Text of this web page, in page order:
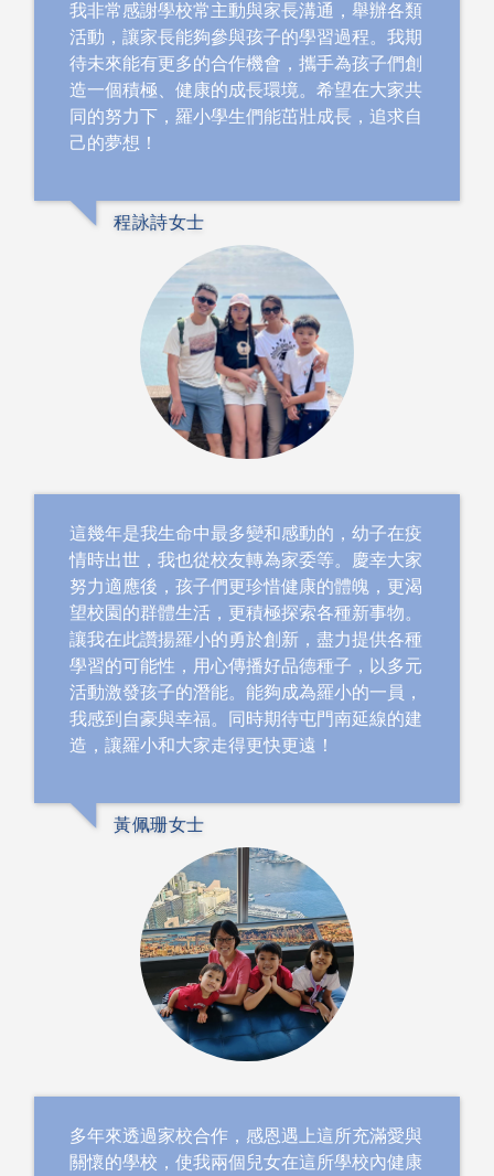
我非常感謝學校常主動與家長溝通，舉辦各類
活動，讓家長能夠參與孩子的學習過程。我期
待未來能有更多的合作機會，攜手為孩子們創
造一個積極、健康的成長環境。希望在大家共
同的努力下，羅小學生們能茁壯成長，追求自
己的夢想！
程詠詩女士
這幾年是我生命中最多變和感動的，幼子在疫
情時出世，我也從校友轉為家委等。慶幸大家
努力適應後，孩子們更珍惜健康的體魄，更渴
望校園的群體生活，更積極探索各種新事物。
讓我在此讚揚羅小的勇於創新，盡力提供各種
學習的可能性，用心傳播好品德種子，以多元
活動激發孩子的潛能。能夠成為羅小的一員，
我感到自豪與幸福。同時期待屯門南延線的建
造，讓羅小和大家走得更快更遠！
黃佩珊女士
多年來透過家校合作，感恩遇上這所充滿愛與
關懷的學校，使我兩個兒女在這所學校內健康